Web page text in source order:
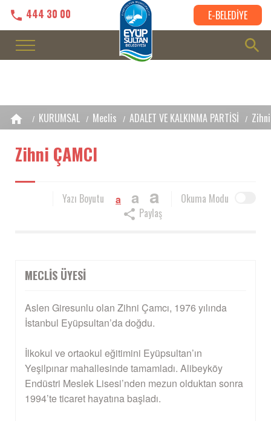
444 30 00 E-BELEDİYE
KURUMSAL Meclis ADALET VE KALKINMA PARTİSİ
Zihni ÇAMCI
Okuma Modu
Yazı Boyutu a a a
Paylaş
MECLIS ÜYESI
Aslen Giresunlu olan Zihni Çamcı, 1976 yılında
İstanbul Eyüpsultan’da doğdu.
İlkokul ve ortaokul eğitimini Eyüpsultan’ın
Yeşilpınar mahallesinde tamamladı. Alibeyköy
Endüstri Meslek Lisesi’nden mezun olduktan sonra
1994’te ticaret hayatına başladı.